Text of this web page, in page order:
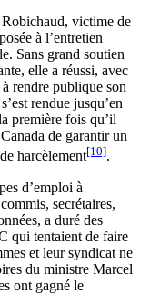
victime de
à l’entretien
Sans grand soutien
elle a réussi, avec
rendre publique son
rendue jusqu’en
première fois qu’il
de garantir un
harcèlement[10].
d’emploi à
secrétaires,
a duré des
qui tentaient de faire
et leur syndicat ne
du ministre Marcel
ont gagné le